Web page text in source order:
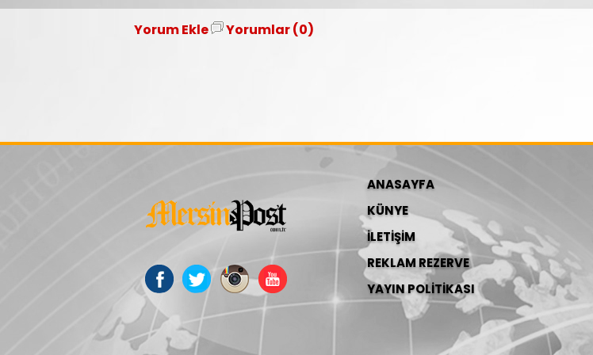
Yorum Ekle Yorumlar (0)
ANASAYFA
KÜNYE
İLETİŞİM
REKLAM REZERVE
YAYIN POLİTİKASI